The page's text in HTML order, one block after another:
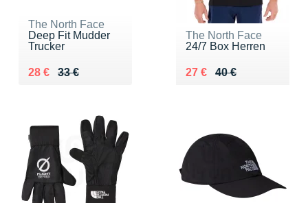
The North Face
Deep Fit Mudder
Trucker
33 €
Au lieu de 33 €
28 €
Vendu 28 €
The North Face
24/7 Box Herren
40 €
Au lieu de 40 €
27 €
Vendu 27 €